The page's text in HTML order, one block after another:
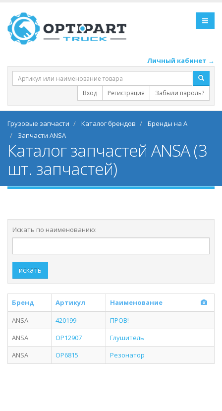
Личный кабинет →
Вход Регистрация Забыли пароль?
Грузовые запчасти Каталог брендов
Бренды на A
Запчасти ANSA
Каталог запчастей ANSA (3
шт. запчастей)
Искать по наименованию:
искать
Бренд Артикул
Наименование
ANSA
420199
ПРОВ!
ANSA
OP12907
Глушитель
ANSA
OP6815 Резонатор